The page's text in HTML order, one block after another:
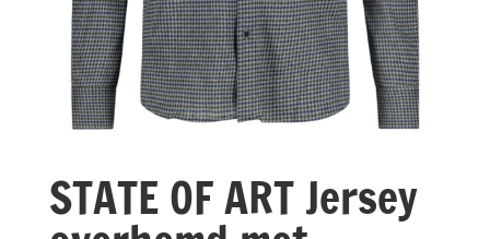
STATE OF ART Jersey